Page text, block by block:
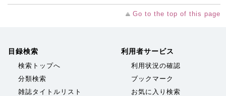
Go to the top of this page
目録検索
検索トップへ
分類検索
雑誌タイトルリスト
利用者サービス
利用状況の確認
ブックマーク
お気に入り検索